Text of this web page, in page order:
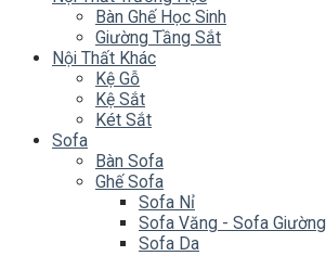
Bàn Ghế Học Sinh
Giường Tầng Sắt
Nội Thất Khác
Kệ Gỗ
Kệ Sắt
Két Sắt
Sofa
Bàn Sofa
Ghế Sofa
Sofa Nỉ
Sofa Văng - Sofa Giường
Sofa Da